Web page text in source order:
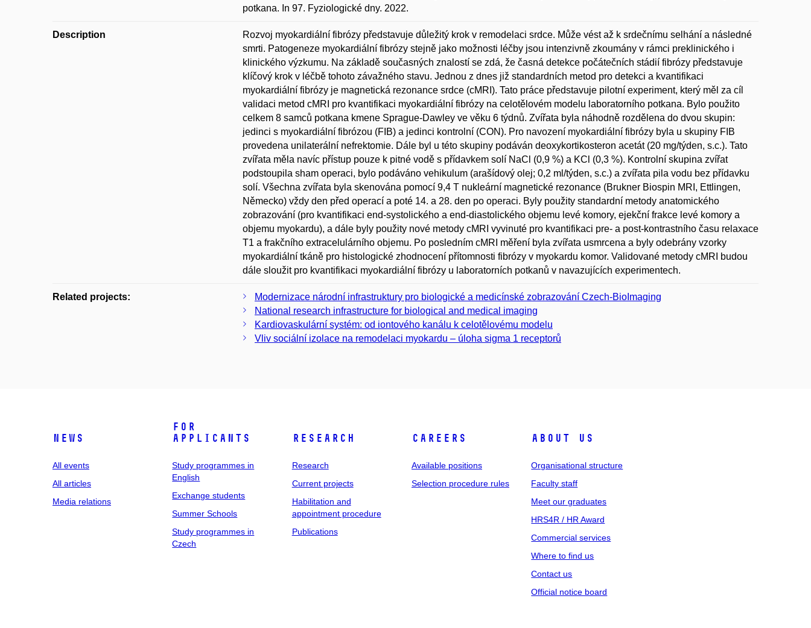
potkana. In 97. Fyziologické dny. 2022.
Description
Rozvoj myokardiální fibrózy představuje důležitý krok v remodelaci srdce. Může vést až k srdečnímu selhání a následné
smrti. Patogeneze myokardiální fibrózy stejně jako možnosti léčby jsou intenzivně zkoumány v rámci preklinického i
klinického výzkumu. Na základě současných znalostí se zdá, že časná detekce počátečních stádií fibrózy představuje
klíčový krok v léčbě tohoto závažného stavu. Jednou z dnes již standardních metod pro detekci a kvantifikaci
myokardiální fibrózy je magnetická rezonance srdce (cMRI). Tato práce představuje pilotní experiment, který měl za cíl
validaci metod cMRI pro kvantifikaci myokardiální fibrózy na celotělovém modelu laboratorního potkana. Bylo použito
celkem 8 samců potkana kmene Sprague-Dawley ve věku 6 týdnů. Zvířata byla náhodně rozdělena do dvou skupin:
jedinci s myokardiální fibrózou (FIB) a jedinci kontrolní (CON). Pro navození myokardiální fibrózy byla u skupiny FIB
provedena unilaterální nefrektomie. Dále byl u této skupiny podáván deoxykortikosteron acetát (20 mg/týden, s.c.). Tato
zvířata měla navíc přístup pouze k pitné vodě s přídavkem solí NaCl (0,9 %) a KCl (0,3 %). Kontrolní skupina zvířat
podstoupila sham operaci, bylo podáváno vehikulum (arašídový olej; 0,2 ml/týden, s.c.) a zvířata pila vodu bez přídavku
solí. Všechna zvířata byla skenována pomocí 9,4 T nukleární magnetické rezonance (Brukner Biospin MRI, Ettlingen,
Německo) vždy den před operací a poté 14. a 28. den po operaci. Byly použity standardní metody anatomického
zobrazování (pro kvantifikaci end-systolického a end-diastolického objemu levé komory, ejekční frakce levé komory a
objemu myokardu), a dále byly použity nové metody cMRI vyvinuté pro kvantifikaci pre- a post-kontrastního času relaxace
T1 a frakčního extracelulárního objemu. Po posledním cMRI měření byla zvířata usmrcena a byly odebrány vzorky
myokardiální tkáně pro histologické zhodnocení přítomnosti fibrózy v myokardu komor. Validované metody cMRI budou
dále sloužit pro kvantifikaci myokardiální fibrózy u laboratorních potkanů v navazujících experimentech.
Related projects:
Modernizace národní infrastruktury pro biologické a medicínské zobrazování Czech-BioImaging
National research infrastructure for biological and medical imaging
Kardiovaskulární systém: od iontového kanálu k celotělovému modelu
Vliv sociální izolace na remodelaci myokardu – úloha sigma 1 receptorů
News
All events
All articles
Media relations
For
applicants
Study programmes in
English
Exchange students
Summer Schools
Study programmes in
Czech
Research
Research
Current projects
Habilitation and
appointment procedure
Publications
Careers
Available positions
Selection procedure rules
About us
Organisational structure
Faculty staff
Meet our graduates
HRS4R / HR Award
Commercial services
Where to find us
Contact us
Official notice board